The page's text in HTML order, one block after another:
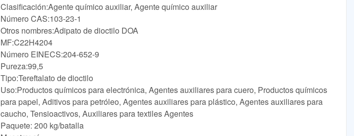
Clasificación:Agente químico auxiliar, Agente químico auxiliar
Número CAS:103-23-1
Otros nombres:Adipato de dioctilo DOA
MF:C22H4204
Número EINECS:204-652-9
Pureza:99,5
Tipo:Tereftalato de dioctilo
Uso:Productos químicos para electrónica, Agentes auxiliares para cuero, Productos químicos
para papel, Aditivos para petróleo, Agentes auxiliares para plástico, Agentes auxiliares para
caucho, Tensioactivos, Auxiliares para textiles Agentes
Paquete: 200 kg/batalla